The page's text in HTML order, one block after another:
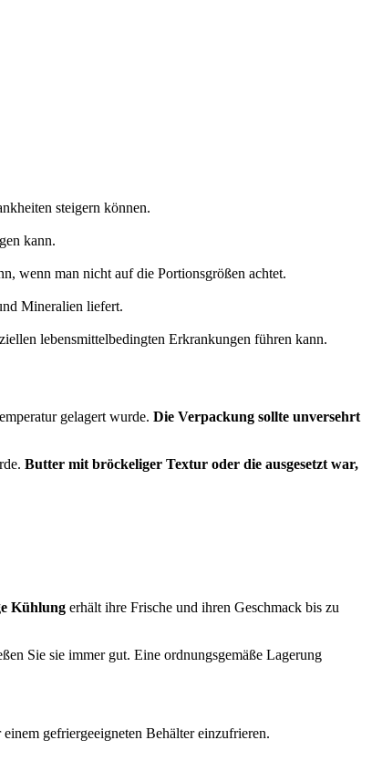
steigern können.
kann.
wenn man nicht auf die Portionsgrößen achtet.
Mineralien liefert.
lebensmittelbedingten Erkrankungen führen kann.
gelagert wurde. Die Verpackung sollte unversehrt
Butter mit bröckeliger Textur oder die ausgesetzt war,
Kühlung erhält ihre Frische und ihren Geschmack bis zu
Sie sie immer gut. Eine ordnungsgemäße Lagerung
gefriergeeigneten Behälter einzufrieren.